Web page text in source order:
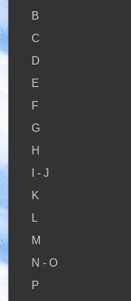
B
C
D
E
F
G
H
I - J
K
L
M
N - O
P